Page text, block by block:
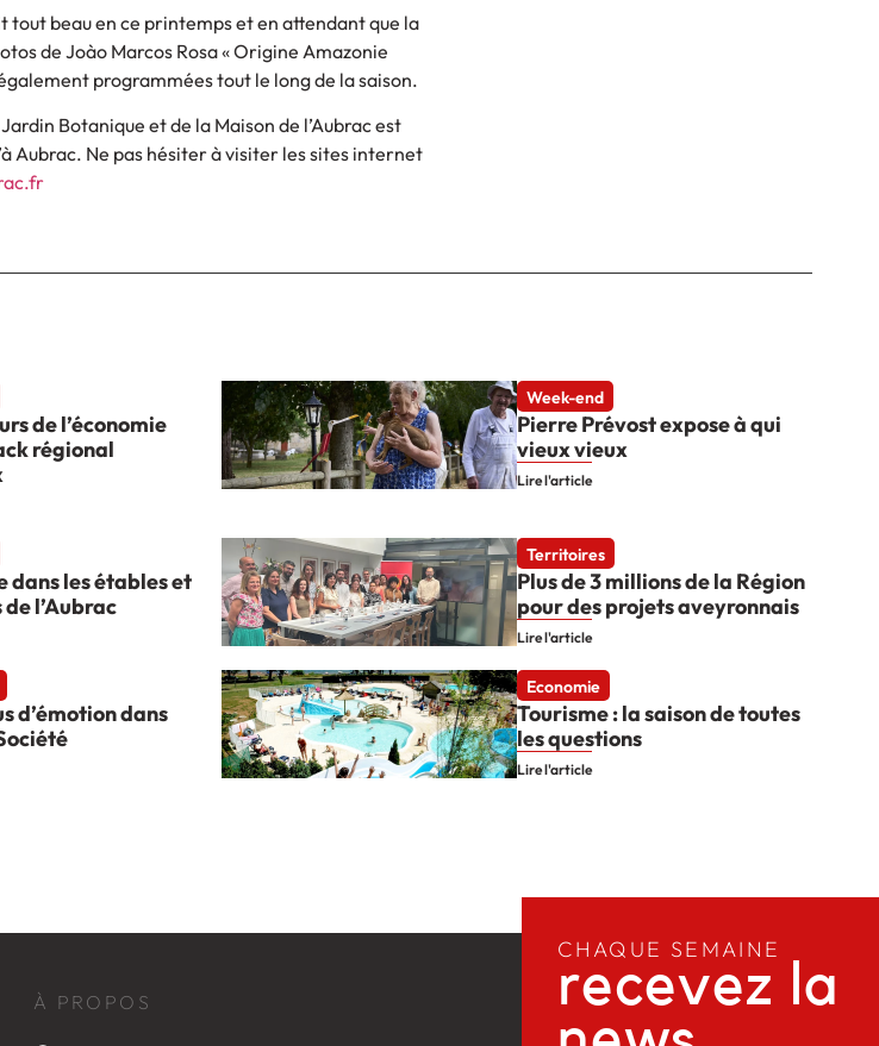
tout beau en ce printemps et en attendant que la
de Joào Marcos Rosa « Origine Amazonie
programmées tout le long de la saison.
Botanique et de la Maison de l’Aubrac est
Aubrac. Ne pas hésiter à visiter les sites internet
de l’économie
régional
Week-end
Pierre Prévost expose à qui
vieux vieux
Lire l'article
dans les étables et
l’Aubrac
Territoires
Plus de 3 millions de la Région
pour des projets aveyronnais
Lire l'article
d’émotion dans
Economie
Tourisme : la saison de toutes
les questions
Lire l'article
À PROPOS
CHAQUE SEMAINE
recevez la